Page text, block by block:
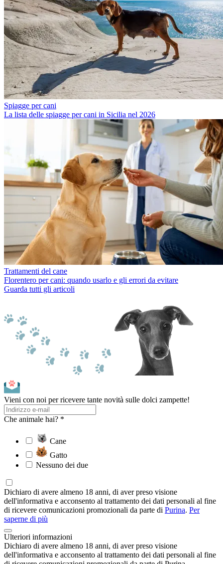
Spiagge per cani
La lista delle spiagge per cani in Sicilia nel 2026
Trattamenti del cane
Florentero per cani: quando usarlo e gli errori da evitare
Guarda tutti gli articoli
Vieni con noi per ricevere tante novità sulle dolci zampette!
Che animale hai? *
Cane
Gatto
Nessuno dei due
Dichiaro di avere almeno 18 anni, di aver preso visione
dell'informativa e acconsento al trattamento dei dati personali al fine
di ricevere comunicazioni promozionali da parte di Purina. Per
saperne di più
Ulteriori informazioni
Dichiaro di avere almeno 18 anni, di aver preso visione
dell'informativa e acconsento al trattamento dei dati personali al fine